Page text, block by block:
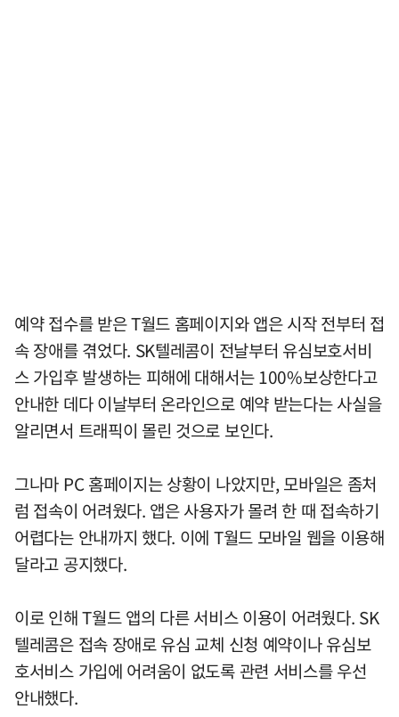
예약 접수를 받은 T월드 홈페이지와 앱은 시작 전부터 접
속 장애를 겪었다. SK텔레콤이 전날부터 유심보호서비
스 가입후 발생하는 피해에 대해서는 100%보상한다고
안내한 데다 이날부터 온라인으로 예약 받는다는 사실을
알리면서 트래픽이 몰린 것으로 보인다.
그나마 PC 홈페이지는 상황이 나았지만, 모바일은 좀처
럼 접속이 어려웠다. 앱은 사용자가 몰려 한 때 접속하기
어렵다는 안내까지 했다. 이에 T월드 모바일 웹을 이용해
달라고 공지했다.
이로 인해 T월드 앱의 다른 서비스 이용이 어려웠다. SK
텔레콤은 접속 장애로 유심 교체 신청 예약이나 유심보
호서비스 가입에 어려움이 없도록 관련 서비스를 우선
안내했다.